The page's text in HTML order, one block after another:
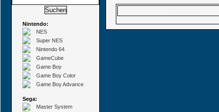
Nintendo:
NES
Super NES
Nintendo 64
GameCube
Game Boy
Game Boy Color
Game Boy Advance
Sega:
Master System